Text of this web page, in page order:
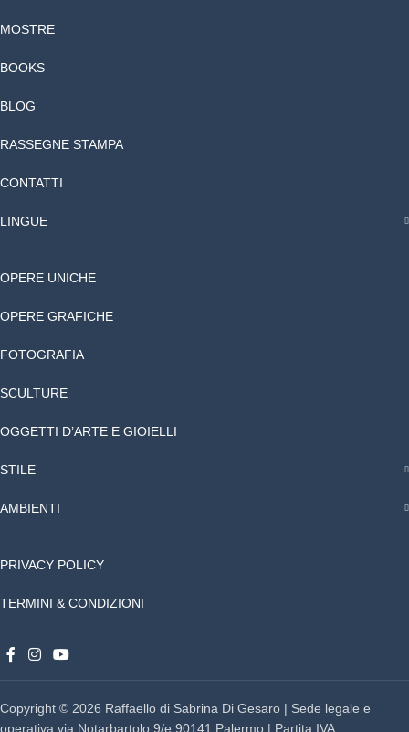
MOSTRE
BOOKS
BLOG
RASSEGNE STAMPA
CONTATTI
LINGUE
OPERE UNICHE
OPERE GRAFICHE
FOTOGRAFIA
SCULTURE
OGGETTI D’ARTE E GIOIELLI
STILE
AMBIENTI
PRIVACY POLICY
TERMINI & CONDIZIONI
Copyright © 2026 Raffaello di Sabrina Di Gesaro | Sede legale e
operativa via Notarbartolo 9/e 90141 Palermo | Partita IVA: